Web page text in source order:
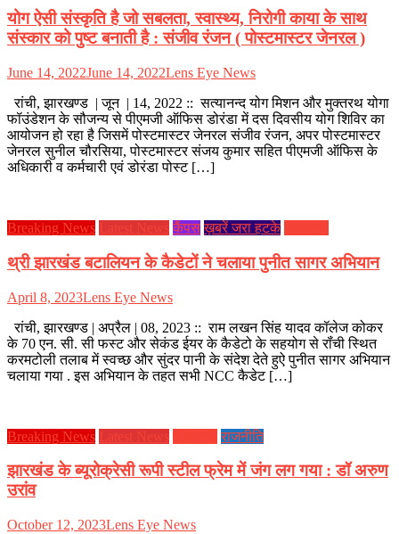
योग ऐसी संस्कृति है जो सबलता, स्वास्थ्य, निरोगी काया के साथ
संस्कार को पुष्ट बनाती है : संजीव रंजन ( पोस्टमास्टर जेनरल )
June 14, 2022June 14, 2022Lens Eye News
रांची, झारखण्ड | जून | 14, 2022 :: सत्यानन्द योग मिशन और मुक्तरथ योगा
फॉउंडेशन के सौजन्य से पीएमजी ऑफिस डोरंडा में दस दिवसीय योग शिविर का
आयोजन हो रहा है जिसमें पोस्टमास्टर जेनरल संजीव रंजन, अपर पोस्टमास्टर
जेनरल सुनील चौरसिया, पोस्टमास्टर संजय कुमार सहित पीएमजी ऑफिस के
अधिकारी व कर्मचारी एवं डोरंडा पोस्ट […]
Breaking News Latest News कैंपस ख़बरें जरा हटके
थ्री झारखंड बटालियन के कैडेटों ने चलाया पुनीत सागर अभियान
April 8, 2023Lens Eye News
रांची, झारखण्ड | अप्रैल | 08, 2023 :: राम लखन सिंह यादव कॉलेज कोकर
के 70 एन. सी. सी फस्ट और सेकंड ईयर के कैडेटो के सहयोग से रॉंची स्थित
करमटोली तलाब में स्वच्छ और सुंदर पानी के संदेश देते हुऐ पुनीत सागर अभियान
चलाया गया . इस अभियान के तहत सभी NCC कैडेट […]
Breaking News Latest News राजनीति
झारखंड के ब्यूरोक्रेसी रूपी स्टील फ्रेम में जंग लग गया : डॉ अरुण
उरांव
October 12, 2023Lens Eye News